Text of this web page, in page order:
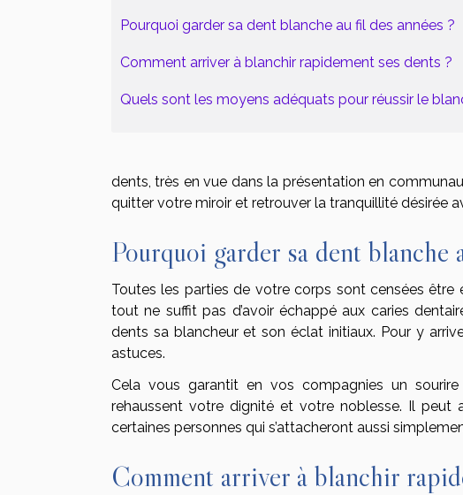
Pourquoi garder sa dent blanche au fil des années ?
Comment arriver à blanchir rapidement ses dents ?
Quels sont les moyens adéquats pour réussir le
dents, très en vue dans la présentation en
quitter votre miroir et retrouver la tranquillité désirée
Pourquoi garder sa dent blanche
Toutes les parties de votre corps sont censées
tout ne suffit pas d’avoir échappé aux caries
dents sa blancheur et son éclat initiaux. Pour y
astuces.
Cela vous garantit en vos compagnies un
rehaussent votre dignité et votre noblesse. Il
certaines personnes qui s’attacheront aussi
Comment arriver à blanchir